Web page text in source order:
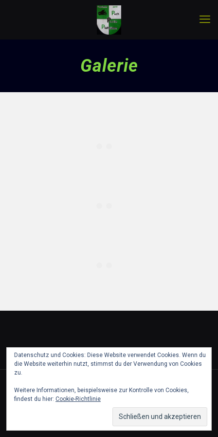
Galerie
© 2018 puch partie pfaffstaetten. All Rights Reserved.
Partner
Kontakt & Impressum
Datenschutz und Cookies: Diese Website verwendet Cookies. Wenn du
die Website weiterhin nutzt, stimmst du der Verwendung von Cookies
zu.
Weitere Informationen, beispielsweise zur Kontrolle von Cookies,
findest du hier: Cookie-Richtlinie